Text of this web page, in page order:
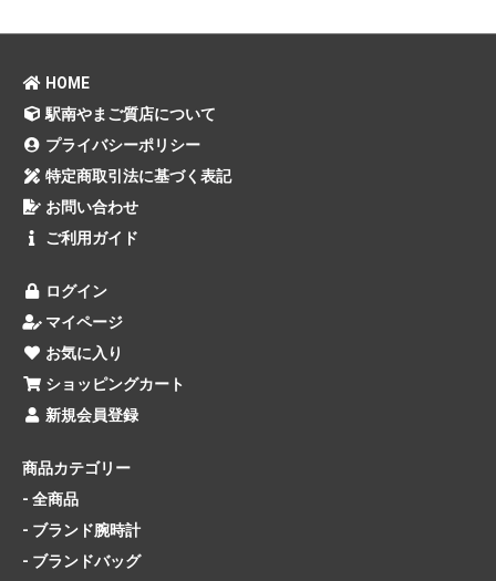
HOME
駅南やまご質店について
プライバシーポリシー
特定商取引法に基づく表記
お問い合わせ
ご利用ガイド
ログイン
マイページ
お気に入り
ショッピングカート
新規会員登録
商品カテゴリー
- 全商品
- ブランド腕時計
- ブランドバッグ